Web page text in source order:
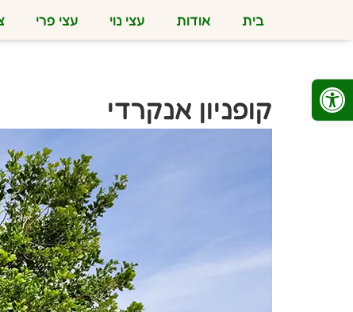
פתח סרגל נגישות
בית אודות עצי נוי עצי פרי
קופניון אנקרדי